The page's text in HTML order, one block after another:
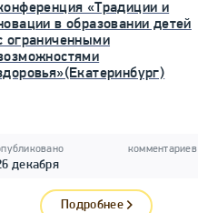
«Традиции и
в образовании детей
ограниченными
декабря
комментариев
Подробнее